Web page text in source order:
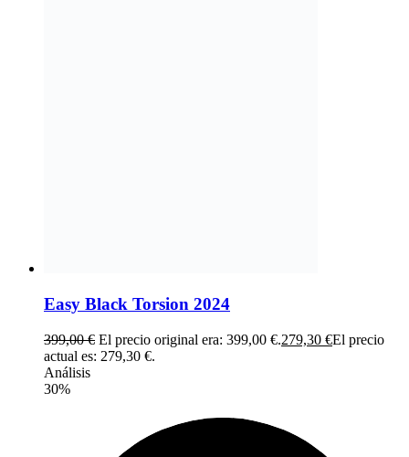
Easy Black Torsion 2024
399,00€ El precio original era: 399,00 €.279,30 €El precio
actual es: 279,30 €.
Análisis
30%